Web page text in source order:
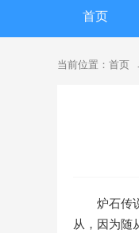
首页
当前位置： 首页
炉石传
从，因为随